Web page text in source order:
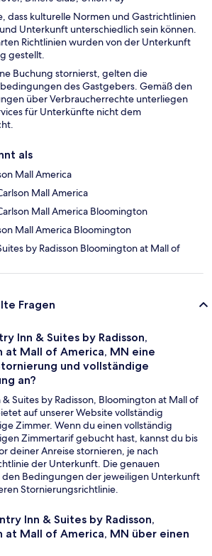
dass kulturelle Normen und Gastrichtlinien
Unterkunft unterschiedlich sein können.
Richtlinien wurden von der Unterkunft
gestellt.
Buchung stornierst, gelten die
des Gastgebers. Gemäß den
über Verbraucherrechte unterliegen
für Unterkünfte nicht dem
als
Mall America
Mall America
Mall America Bloomington
Mall America Bloomington
by Radisson Bloomington at Mall of
Fragen
Inn & Suites by Radisson,
at Mall of America, MN eine
und vollständige
an?
Suites by Radisson, Bloomington at Mall of
auf unserer Website vollständig
Zimmer. Wenn du einen vollständig
Zimmertarif gebucht hast, kannst du bis
deiner Anreise stornieren, je nach
der Unterkunft. Die genauen
den Bedingungen der jeweiligen Unterkunft
Stornierungsrichtlinie.
Inn & Suites by Radisson,
at Mall of America, MN über einen